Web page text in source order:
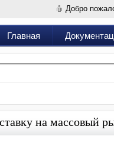
Добро
Главная
на массовый